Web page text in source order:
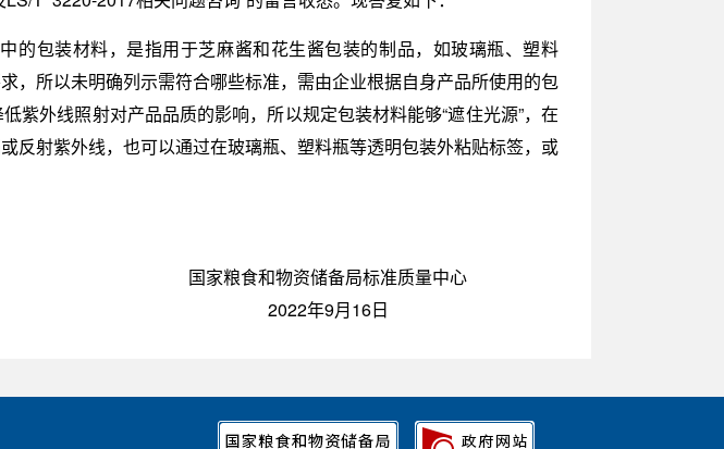
的包装材料，是指用于芝麻酱和花生酱包装的制品，如玻璃瓶、塑料
，所以未明确列示需符合哪些标准，需由企业根据自身产品所使用的包
外线照射对产品品质的影响，所以规定包装材料能够“遮住光源”，在
反射紫外线，也可以通过在玻璃瓶、塑料瓶等透明包装外粘贴标签，或
国家粮食和物资储备局标准质量中心
2022年9月16日